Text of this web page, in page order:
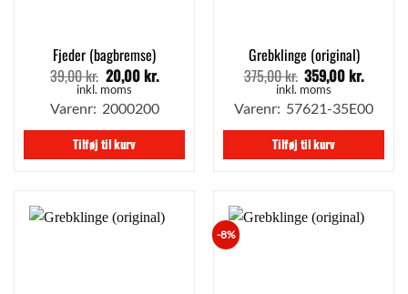
Fjeder (bagbremse)
39,00kr. Den
oprindelige
pris
var:
39,00 kr..
20,00kr.
pris
er:
20,00 kr..
inkl. moms
Varenr: 2000200
Tilføj til kurv
Grebklinge (original)
375,00kr. Den
oprindelige
pris
var:
375,00 kr..
359,00kr.
pris
er:
359,00
inkl. moms
Varenr: 57621-35E00
Tilføj til kurv
-8%